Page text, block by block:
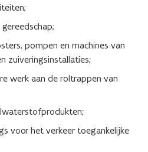
pompen en machines van
zuiveringsinstallaties;
werk aan de roltrappen van
voor het verkeer toegankelijke